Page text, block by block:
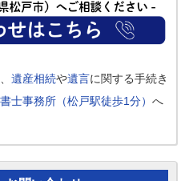
遺産相続や遺言に関する手続き
士事務所（松戸駅徒歩1分） へ